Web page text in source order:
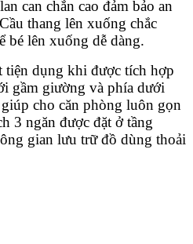
can chắn cao đảm bảo an
thang lên xuống chắc
bé lên xuống dễ dàng.
tiện dụng khi được tích hợp
gầm giường và phía dưới
cho căn phòng luôn gọn
3 ngăn được đặt ở tầng
gian lưu trữ đồ dùng thoải